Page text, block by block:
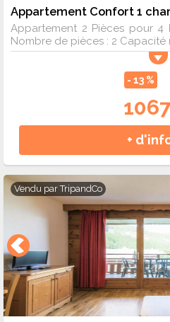
Appartement Confort 1
Appartement 2 Pièces pour 4
Nombre de pièces : 2 Capacité
- 13 %
+
Vendu parTripandCo